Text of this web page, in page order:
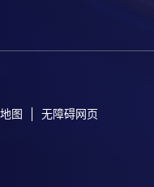
图 无障碍网页